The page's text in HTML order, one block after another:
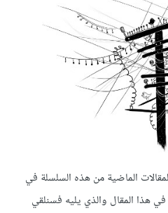
الماضية من هذه السلسلة في
هذا المقال والذي يليه فسنلقي